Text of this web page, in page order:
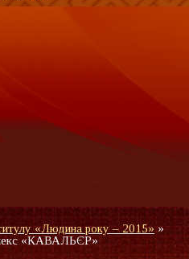
«Людина року – 2015»»
«КАВАЛЬЄР»